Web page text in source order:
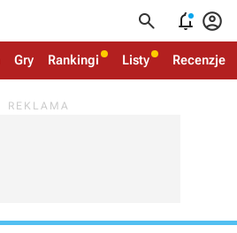
  
Gry Rankingi Listy Recenzje